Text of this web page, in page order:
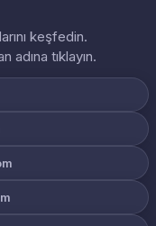
keşfedin.
tıklayın.